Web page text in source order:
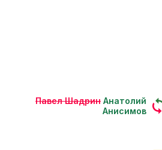
Павел Шадрин Анатолий
Анисимов